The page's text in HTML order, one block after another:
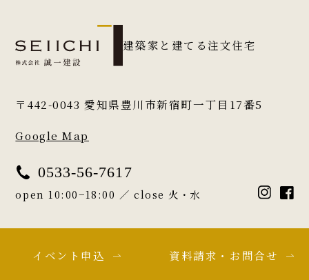
イベント申込 資料請求・お問合せ
建築家と建てる注文住宅
〒442-0043 愛知県豊川市新宿町一丁目17番5
Google Map
0533-56-7617
open 10:00−18:00 ／ close 火・水